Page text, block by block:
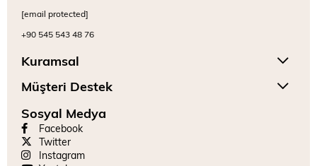
[email protected]
+90 545 543 48 76
Kuramsal
Müşteri Destek
Sosyal Medya
Facebook
Twitter
Instagram